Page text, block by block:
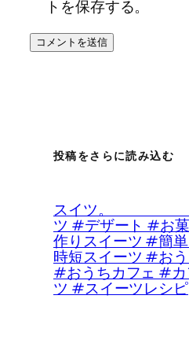
トを保存する。
投稿をさらに読み込む
スイツ。 #
ツ #デザート #お
作りスイーツ #簡
時短スイーツ #お
#おうちカフェ #カ
ツ #スイーツレシピ